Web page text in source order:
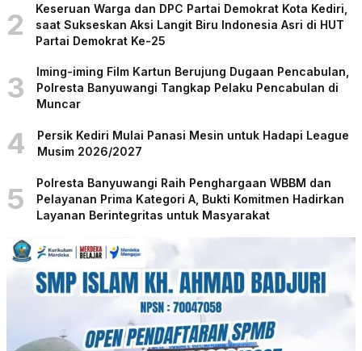
2
Keseruan Warga dan DPC Partai Demokrat Kota Kediri,
saat Sukseskan Aksi Langit Biru Indonesia Asri di HUT
Partai Demokrat Ke-25
3
Iming-iming Film Kartun Berujung Dugaan Pencabulan,
Polresta Banyuwangi Tangkap Pelaku Pencabulan di
Muncar
4
Persik Kediri Mulai Panasi Mesin untuk Hadapi League
Musim 2026/2027
5
Polresta Banyuwangi Raih Penghargaan WBBM dan
Pelayanan Prima Kategori A, Bukti Komitmen Hadirkan
Layanan Berintegritas untuk Masyarakat